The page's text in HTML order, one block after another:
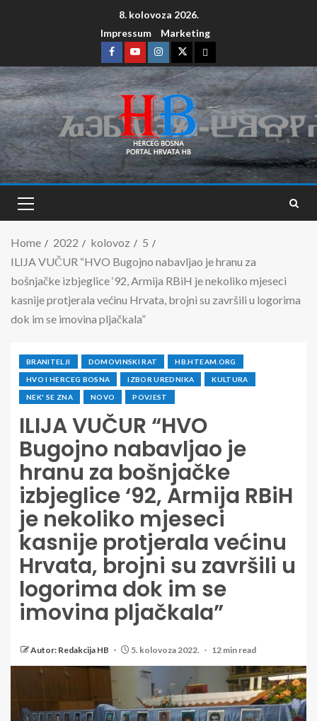
8. kolovoza 2026.
Impressum
Marketing
Home 2022 kolovoz
5
ILIJA VUČUR “HVO Bugojno nabavljao je hranu za
bošnjačke izbjeglice ‘92, Armija RBiH je nekoliko mjeseci
kasnije protjerala većinu Hrvata, brojni su završili u logorima
dok im se imovina pljačkala”
BRANITELJI DOMOVINSKI RAT HB.HTEAM.ORG
HVO I HERCEG BOSNA IZBOR UREDNIKA KULTURA
NEK' SE ZNA NOVO POVJEST
ILIJA VUČUR “HVO
Bugojno nabavljao je
hranu za bošnjačke
izbjeglice ‘92, Armija RBiH
je nekoliko mjeseci
kasnije protjerala većinu
Hrvata, brojni su završili u
logorima dok im se
imovina pljačkala”
Autor: Redakcija HB 5. kolovoza 2022. 12 min read